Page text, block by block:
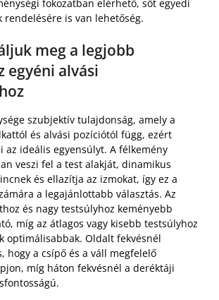
fokozatban elérhető, sőt egyedi
rendelésére is van lehetőség.
meg a legjobb
egyéni alvási
szubjektív tulajdonság, amely a
és alvási pozíciótól függ, ezért
az ideális egyensúlyt. A félkemény
veszi fel a test alakját, dinamikus
és ellazítja az izmokat, így ez a
a legajánlottabb választás. Az
és nagy testsúlyhoz keményebb
míg az átlagos vagy kisebb testsúlyhoz
optimálisabbak. Oldalt fekvésnél
hogy a csípő és a váll megfelelő
míg háton fekvésnél a deréktáji